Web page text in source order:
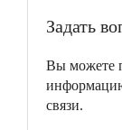
Задать
Вы можете
связи.